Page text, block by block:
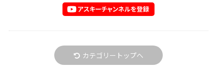
カテゴリートップへ